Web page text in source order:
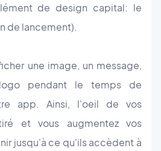
de design capital: le
de lancement).
une image, un message,
pendant le temps de
app. Ainsi, l'oeil de vos
et vous augmentez vos
jusqu'à ce qu'ils accèdent à